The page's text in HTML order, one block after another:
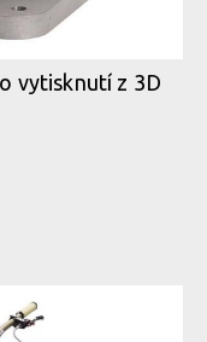
vytisknutí z 3D